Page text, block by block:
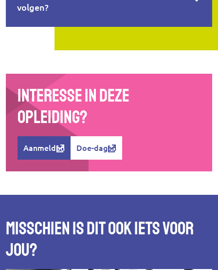
volgen?
Interesse in deze
opleiding?
Aanmelden Doe-dagen
Misschien is dit ook iets voor
jou?